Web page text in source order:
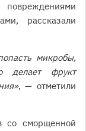
рассказали
микробы,
делает фрукт
, — отметили
со сморщенной